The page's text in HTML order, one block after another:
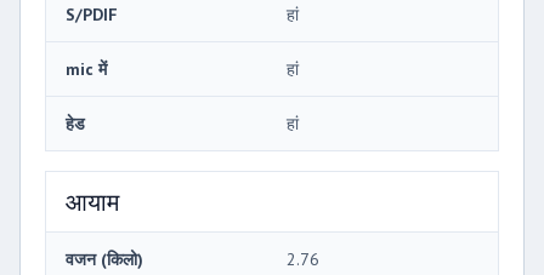
S/PDIF हां
mic में हां
हेड हां
आयाम
वजन (किलो) 2.76